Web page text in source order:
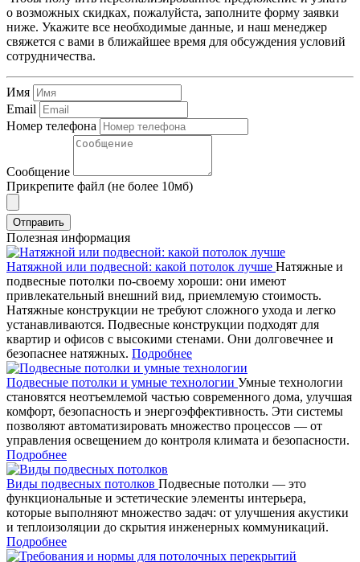
о возможных скидках, пожалуйста, заполните форму заявки
ниже. Укажите все необходимые данные, и наш менеджер
свяжется с вами в ближайшее время для обсуждения условий
сотрудничества.
Имя
Email
Номер телефона
Сообщение
Прикрепите файл (не более 10мб)
Отправить
Полезная информация
Натяжной или подвесной: какой потолок лучше Натяжные и
подвесные потолки по-своему хороши: они имеют
привлекательный внешний вид, приемлемую стоимость.
Натяжные конструкции не требуют сложного ухода и легко
устанавливаются. Подвесные конструкции подходят для
квартир и офисов с высокими стенами. Они долговечнее и
безопаснее натяжных. Подробнее
Подвесные потолки и умные технологии Умные технологии
становятся неотъемлемой частью современного дома, улучшая
комфорт, безопасность и энергоэффективность. Эти системы
позволяют автоматизировать множество процессов — от
управления освещением до контроля климата и безопасности.
Подробнее
Виды подвесных потолков Подвесные потолки — это
функциональные и эстетические элементы интерьера,
которые выполняют множество задач: от улучшения акустики
и теплоизоляции до скрытия инженерных коммуникаций.
Подробнее